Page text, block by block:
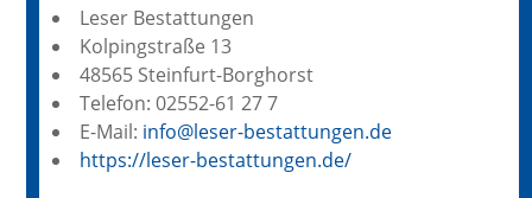
Leser Bestattungen
Kolpingstraße 13
48565 Steinfurt-Borghorst
Telefon: 02552-61 27 7
E-Mail: info@leser-bestattungen.de
https://leser-bestattungen.de/